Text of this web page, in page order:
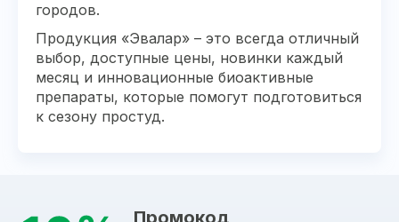
городов.
Продукция «Эвалар» – это всегда отличный
выбор, доступные цены, новинки каждый
месяц и инновационные биоактивные
препараты, которые помогут подготовиться
к сезону простуд.
Промокод